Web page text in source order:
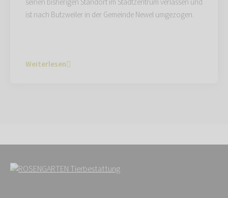
seinen bisherigen Standort im Stadtzentrum verlassen und
ist nach Butzweiler in der Gemeinde Newel umgezogen.
Weiterlesen